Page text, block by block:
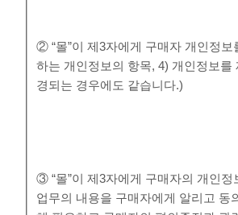
② “몰”이 제3자에게 구매자 개인정
하는 개인정보의 항목, 4) 개인정보
경되는 경우에도 같습니다.)
③ “몰”이 제3자에게 구매자의 개인
업무의 내용을 구매자에게 알리고 동